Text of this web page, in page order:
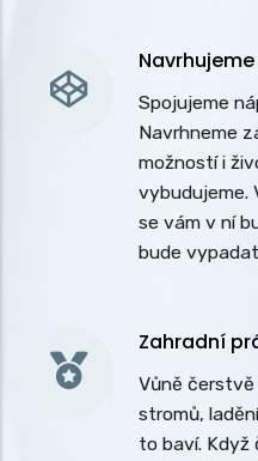
Spojujeme
Navrhneme
možností i
vybudujeme.
se vám v ní
bude
Zahradní
Vůně
stromů,
to baví. Když